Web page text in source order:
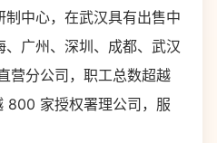
中心，在武汉具有出售中
广州、深圳、成都、武汉
营分公司，职工总数超越
800 家授权署理公司，服